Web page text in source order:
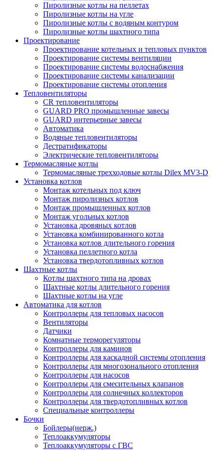
Пиролизные котлы на пеллетах
Пиролизные котлы на угле
Пиролизные котлы с водяным контуром
Пиролизные котлы шахтного типа
Проектирование
Проектирование котельных и тепловых пунктов
Проектирование системы вентиляции
Проектирование системы водоснабжения
Проектирование системы канализации
Проектирование системы отопления
Тепловентиляторы
CR тепловентиляторы
GUARD PRO промышленные завесы
GUARD интерьерные завесы
Автоматика
Водяные тепловентиляторы
Дестратификаторы
Электрические тепловентиляторы
Термомасляные котлы
Термомасляные трехходовые котлы Dilex MV3-D
Установка котлов
Монтаж котельных под ключ
Монтаж пиролизных котлов
Монтаж промышленных котлов
Монтаж угольных котлов
Установка дровяных котлов
Установка комбинированного котла
Установка котлов длительного горения
Установка пеллетного котла
Установка твердотопливных котлов
Шахтные котлы
Котлы шахтного типа на дровах
Шахтные котлы длительного горения
Шахтные котлы на угле
Автоматика для котлов
Контроллеры для тепловых насосов
Вентиляторы
Датчики
Комнатные терморегуляторы
Контроллеры для каминов
Контроллеры для каскадной системы отопления
Контроллеры для многозонального отопления
Контроллеры для насосов
Контроллеры для смесительных клапанов
Контроллеры для солнечных коллекторов
Контроллеры для твердотопливных котлов
Специальные контроллеры
Бочки
Бойлеры(нерж.)
Теплоаккумуляторы
Теплоаккумуляторы с ГВС